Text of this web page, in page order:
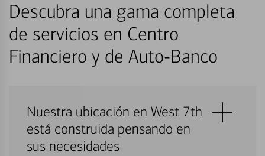
Descubra una gama completa
de servicios en Centro
Financiero y de Auto-Banco
Nuestra ubicación en West 7th
está construida pensando en
sus necesidades